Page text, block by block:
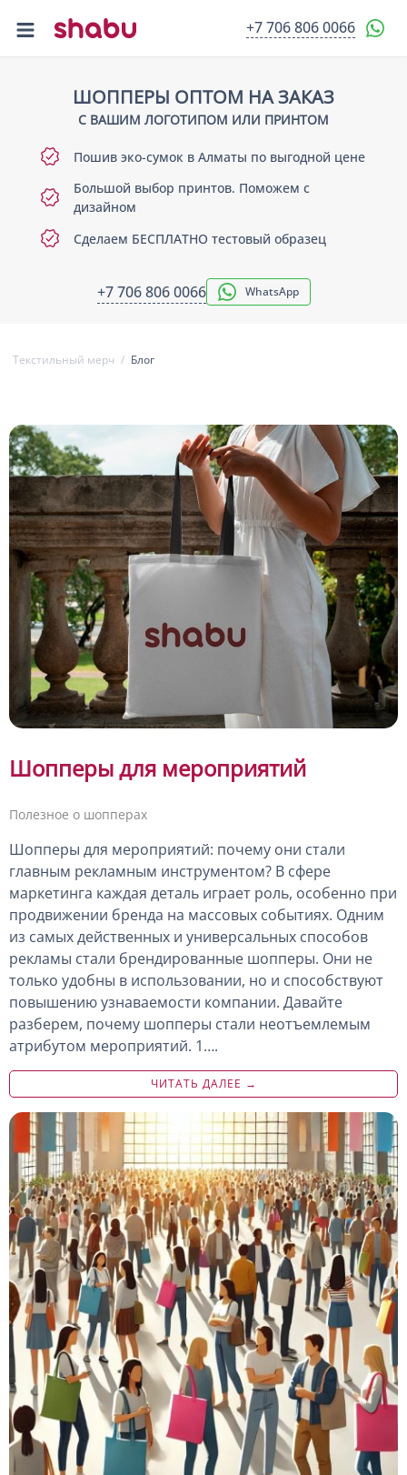
ПРОДУКЦИЯ
💡 ШОППЕРЫ ОПТОМ
БЛОГ
КОНТАКТЫ
+7 706 806 0066
ШОППЕРЫ ОПТОМ НА ЗАКАЗ
С ВАШИМ ЛОГОТИПОМ ИЛИ ПРИНТОМ
+7 706 806 0066 WhatsApp
Пошив эко-сумок в Алматы по выгодной цене
Большой выбор принтов. Поможем с
дизайном
Сделаем БЕСПЛАТНО тестовый образец
Текстильный мерч / Блог
Шопперы для мероприятий
Полезное о шопперах
Шопперы для мероприятий: почему они стали
главным рекламным инструментом? В сфере
маркетинга каждая деталь играет роль, особенно при
продвижении бренда на массовых событиях. Одним
из самых действенных и универсальных способов
рекламы стали брендированные шопперы. Они не
только удобны в использовании, но и способствуют
повышению узнаваемости компании. Давайте
разберем, почему шопперы стали неотъемлемым
атрибутом мероприятий. 1….
ЧИТАТЬ ДАЛЕЕ →